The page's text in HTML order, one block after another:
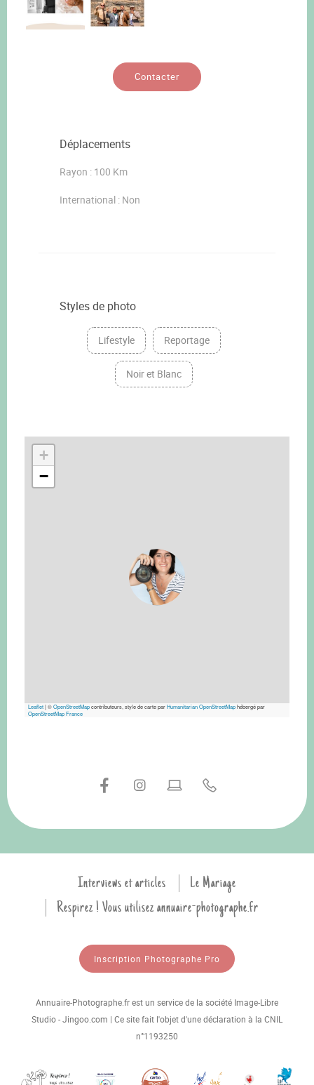
Contacter
Déplacements
Rayon : 100 Km
International : Non
Styles de photo
Lifestyle Reportage
Noir et Blanc
+
−
Leaflet|©OpenStreetMapcontributeurs, style de carte parHumanitarian OpenStreetMaphébergé par
OpenStreetMap France
Interviews et articles
Le Mariage
Respirez ! Vous utilisez annuaire-photographe.fr
Inscription Photographe Pro
Annuaire-Photographe.fr est un service de la société Image-Libre
Studio - Jingoo.com | Ce site fait l'objet d'une déclaration à la CNIL
n°1193250